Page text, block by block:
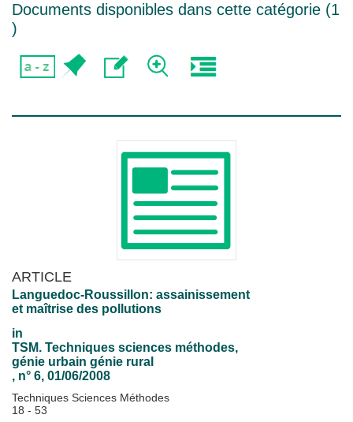
Documents disponibles dans cette catégorie (1
)
ARTICLE
Languedoc-Roussillon: assainissement
et maîtrise des pollutions
in
TSM. Techniques sciences méthodes,
génie urbain génie rural
, n° 6, 01/06/2008
Techniques Sciences Méthodes
18 - 53